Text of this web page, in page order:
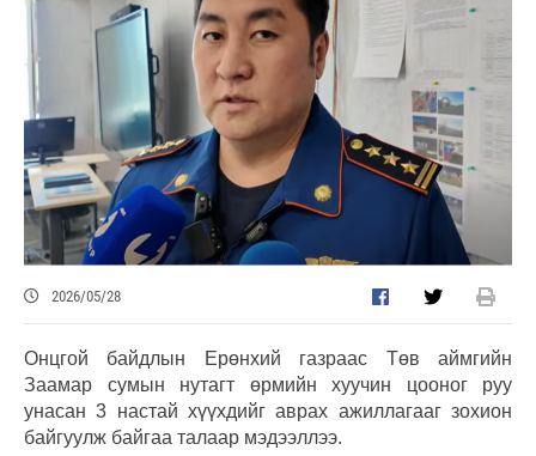
2026/05/28
Онцгой байдлын Ерөнхий газраас Төв аймгийн
Заамар сумын нутагт өрмийн хуучин цооног руу
унасан 3 настай хүүхдийг аврах ажиллагааг зохион
байгуулж байгаа талаар мэдээллээ.